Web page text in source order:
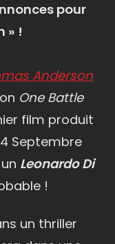
pour
» !
Anderson
One Battle
film produit
Septembre
Leonardo Di
!
un thriller